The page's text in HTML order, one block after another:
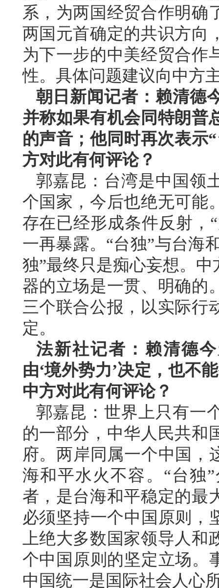
系，为两国经贸合作明确
两国元首确定的共识方向
为下一步的中美经贸合作
性。具体问题建议向中方
朝日新闻记者：赖清德
并称如果有机会同特朗普
的声音；他同时再次表示
方对此有何评论？
郭嘉昆：台湾是中国领
个国家，今后也绝无可能
存在已经形成条件反射，
一再暴露。“台独”与台海
独”最终只是痴心妄想。
器的立场是一贯、明确的
三个联合公报，以实际行
定。
法新社记者：赖清德
由‘境外势力’决定，也不
中方对此有何评论？
郭嘉昆：世界上只有一
的一部分，中华人民共和
府。两岸同属一个中国，
海和平水火不容。“台独
者，是台海和平稳定的最
必须坚持一个中国原则，
上绝大多数国家领导人
个中国原则的坚定立场。
中国统一是国际社会人心